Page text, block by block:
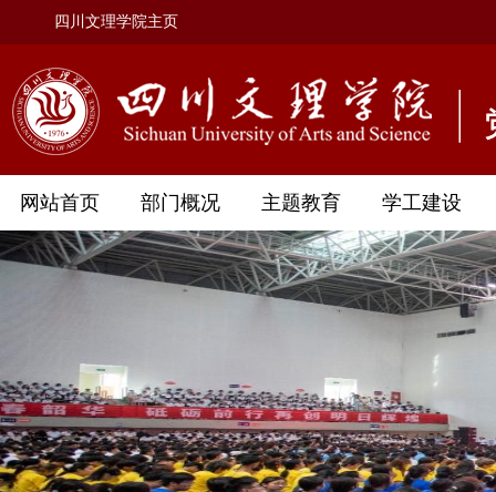
四川文理学院主页
网站首页 部门概况 主题教育 学工建设